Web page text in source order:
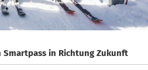
in Richtung Zukunft